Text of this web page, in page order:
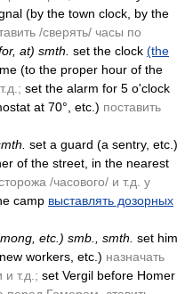
(by the town clock, by the
/сверять/ часы по
at) smth. set the clock (the
(to the proper hour of the
set the alarm for 5 o'clock
at 70°, etc.) поставить
set a guard (a sentry, etc.)
of the street, in the nearest
/часового/ и т.д. у
camp выставлять дозорных
etc.) smb., smth. set him
workers, etc.) назначать
и т.д.; set Vergil before Homer